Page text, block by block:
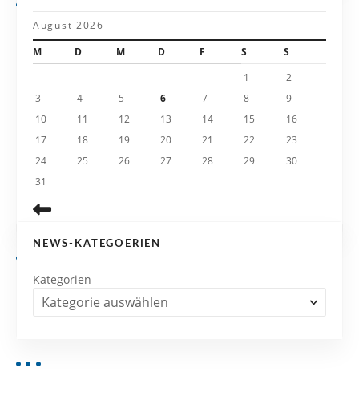
a
August 2026
M
D M D F S
S
1
2
3
4 5 6 7 8
9
10
11 12 13 14 15
16
17
18 19 20 21 22
23
24
25 26 27 28 29
30
31
NEWS-KATEGOERIEN
Kategorien